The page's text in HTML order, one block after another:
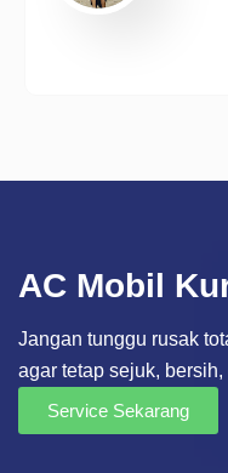
AC Mobil
Jangan tunggu rusak
agar tetap sejuk,
Service Sekarang